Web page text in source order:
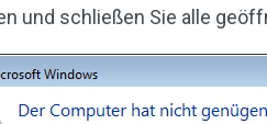
und schließen Sie alle